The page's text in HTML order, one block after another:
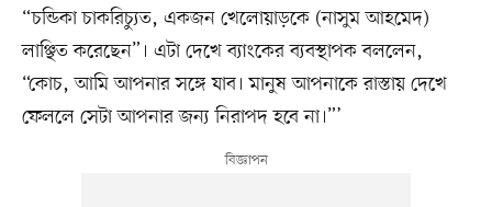
“চন্ডিকা চাকরিচ্যুত, একজন খেলোয়াড়কে (নাসুম আহমেদ)
লাঞ্ছিত করেছেন”। এটা দেখে ব্যাংকের ব্যবস্থাপক বললেন,
“কোচ, আমি আপনার সঙ্গে যাব। মানুষ আপনাকে রাস্তায় দেখে
ফেললে সেটা আপনার জন্য নিরাপদ হবে না।”’